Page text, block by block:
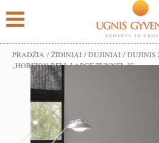
PRADŽIA /ŽIDINIAI /DUJINIAI / DUJINIS
„HORIZON BELL LARGE TUNNEL 3”